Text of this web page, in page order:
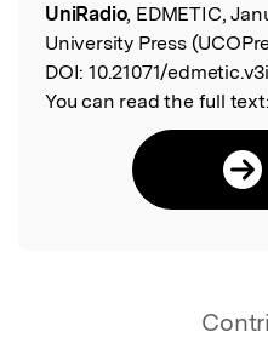
UniRadio, EDMETIC,
University Press
DOI: 10.21071/
You can read the full text: